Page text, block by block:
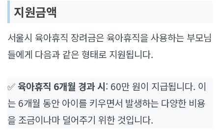
지원금액
서울시 육아휴직 장려금은 육아휴직을 사용하는 부모님
들에게 다음과 같은 형태로 지원됩니다.
✅육아휴직 6개월 경과 시: 60만 원이 지급됩니다. 이
는 6개월 동안 아이를 키우면서 발생하는 다양한 비용
을 조금이나마 덜어주기 위한 것입니다.